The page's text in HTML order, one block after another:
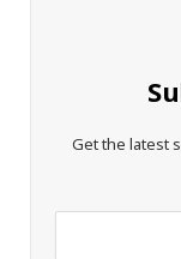
Get the latest